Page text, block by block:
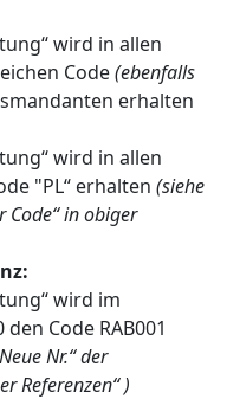
wird in allen
Code(ebenfalls
erhalten
wird in allen
"PL“ erhalten (siehe
Code“ in obiger
wird im
Code RAB001
Nr.“ der
Referenzen“ )